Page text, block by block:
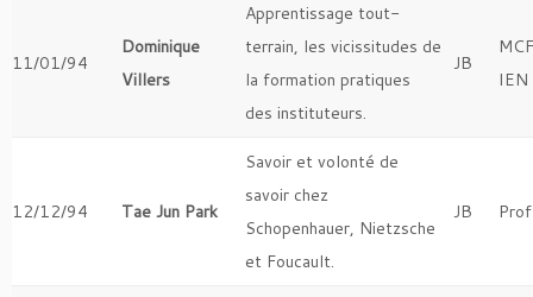
11/01/94
Dominique
Villers
Apprentissage tout-
terrain, les vicissitudes de
la formation pratiques
des instituteurs.
JB
IEN
12/12/94 Tae Jun Park
Savoir et volonté de
savoir chez
Schopenhauer, Nietzsche
et Foucault.
JB